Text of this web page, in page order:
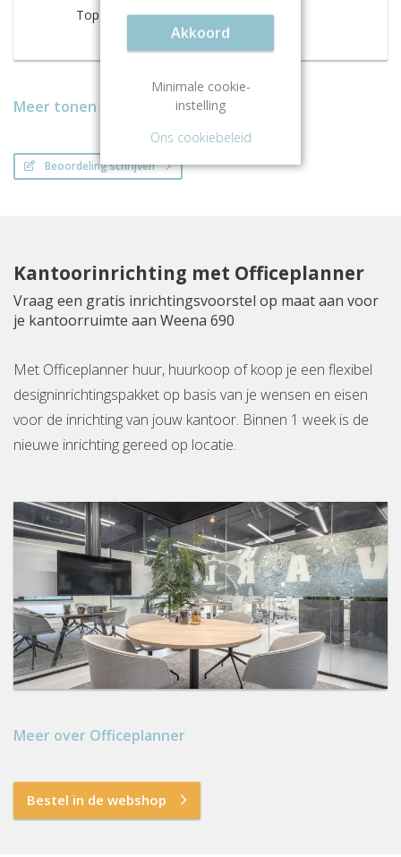
Top locatie!
Meer tonen
Beoordeling schrijven
Kantoorinrichting met Officeplanner
Vraag een gratis inrichtingsvoorstel op maat aan voor
je kantoorruimte aan Weena 690
Met Officeplanner huur, huurkoop of koop je een flexibel
designinrichtingspakket op basis van je wensen en eisen
voor de inrichting van jouw kantoor. Binnen 1 week is de
nieuwe inrichting gereed op locatie.
Meer over Officeplanner
Bestel in de webshop
Akkoord
Minimale cookie-
instelling
Ons cookiebeleid